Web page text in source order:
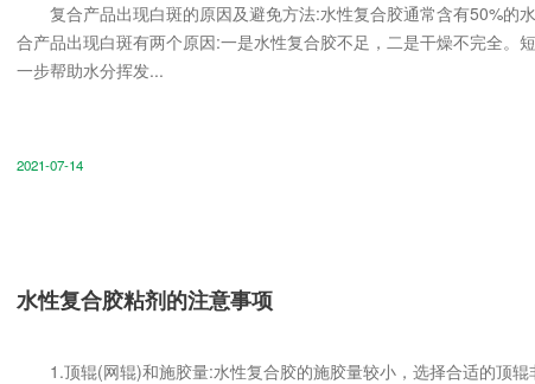
复合产品出现白斑的原因及避免方法:水性复合胶通常含有50%的
合产品出现白斑有两个原因:一是水性复合胶不足，二是干燥不完全。
一步帮助水分挥发...
2021-07-14
水性复合胶粘剂的注意事项
1.顶辊(网辊)和施胶量:水性复合胶的施胶量较小，选择合适的顶辊